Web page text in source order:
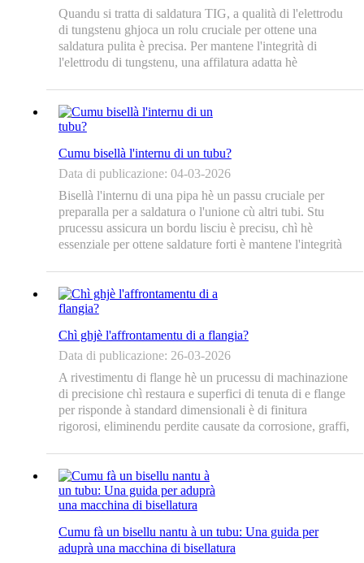
Quandu si tratta di saldatura TIG, a qualità di l'elettrodu
di tungstenu ghjoca un rolu cruciale per ottene una
saldatura pulita è precisa. Per mantene l'integrità di
l'elettrodu di tungstenu, una affilatura adatta hè
d'attrezzatura hè r...
Cumu bisellà l'internu di un tubu?
Data di publicazione: 04-03-2026
Bisellà l'internu di una pipa hè un passu cruciale per
preparalla per a saldatura o l'unione cù altri tubi. Stu
prucessu assicura un bordu lisciu è precisu, chì hè
essenziale per ottene saldature forti è mantene l'integrità
Chì ghjè l'affrontamentu di a flangia?
Data di publicazione: 26-03-2026
A rivestimentu di flange hè un prucessu di machinazione
di precisione chì restaura e superfici di tenuta di e flange
per risponde à standard dimensionali è di finitura
rigorosi, eliminendu perdite causate da corrosione, graffi,
macchina di rivestimentu di flange - una...
Cumu fà un bisellu nantu à un tubu: Una guida per
aduprà una macchina di bisellatura